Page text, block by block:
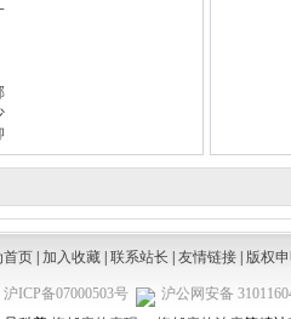
首页 加入收藏 联系站长 友情链接 版权
沪公网安备
沪ICP备07000503号